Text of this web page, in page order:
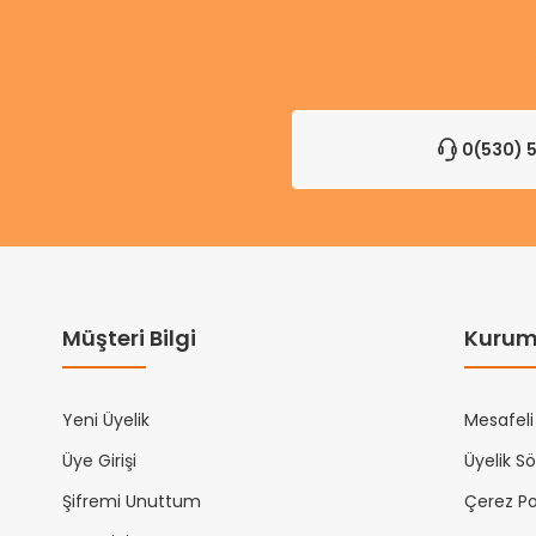
0(530)
Müşteri Bilgi
Yeni Üyelik
Üye Girişi
Şifremi Unuttum
Mesafeli
Üyelik
Çerez